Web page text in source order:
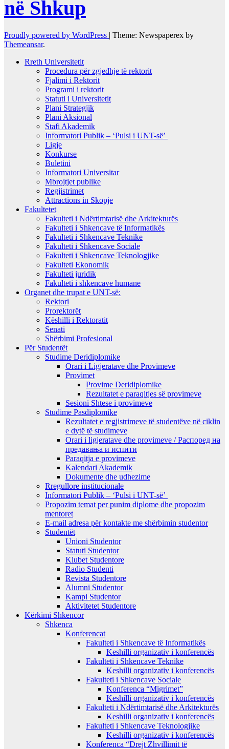
në Shkup
Proudly powered by WordPress | Theme: Newspaperex by
Themeansar.
Rreth Universitetit
Procedura për zgjedhje të rektorit
Fjalimi i Rektorit
Programi i rektorit
Statuti i Universitetit
Plani Strategjik
Plani Aksional
Stafi Akademik
Informatori Publik – ‘Pulsi i UNT-së’
Ligje
Konkurse
Buletini
Informatori Universitar
Mbrojtjet publike
Regjistrimet
Attractions in Skopje
Fakultetet
Fakulteti i Ndërtimtarisë dhe Arkitekturës
Fakulteti i Shkencave të Informatikës
Fakulteti i Shkencave Teknike
Fakulteti i Shkencave Sociale
Fakulteti i Shkencave Teknologjike
Fakulteti Ekonomik
Fakulteti juridik
Fakulteti i shkencave humane
Organet dhe trupat e UNT-së:
Rektori
Prorektorët
Këshilli i Rektoratit
Senati
Shërbimi Profesional
Për Studentët
Studime Deridiplomike
Orari i Ligjeratave dhe Provimeve
Provimet
Provime Deridiplomike
Rezultatet e paraqitjes së provimeve
Sesioni Shtese i provimeve
Studime Pasdiplomike
Rezultatet e regjistrimeve të studentëve në ciklin
e dytë të studimeve
Orari i ligjeratave dhe provimeve / Распоред на
предавањa и испити
Paraqitja e provimeve
Kalendari Akademik
Dokumente dhe udhezime
Rregullore institucionale
Informatori Publik – ‘Pulsi i UNT-së’
Propozim temat per punim diplome dhe propozim
mentoret
E-mail adresa për kontakte me shërbimin studentor
Studentët
Unioni Studentor
Statuti Studentor
Klubet Studentore
Radio Studenti
Revista Studentore
Alumni Studentor
Kampi Studentor
Aktivitetet Studentore
Kërkimi Shkencor
Shkenca
Konferencat
Fakulteti i Shkencave të Informatikës
Keshilli organizativ i konferencës
Fakulteti i Shkencave Teknike
Keshilli organizativ i konferencës
Fakulteti i Shkencave Sociale
Konferenca “Migrimet”
Keshilli organizativ i konferencës
Fakulteti i Ndërtimtarisë dhe Arkitekturës
Keshilli organizativ i konferencës
Fakulteti i Shkencave Teknologjike
Keshilli organizativ i konferencës
Konferenca “Drejt Zhvillimit të